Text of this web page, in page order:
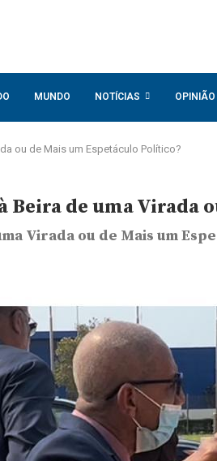
MUNDO NOTÍCIAS OPINIÃO
ou de Mais um Espetáculo Político?
Beira de uma Virada
Virada ou de Mais um